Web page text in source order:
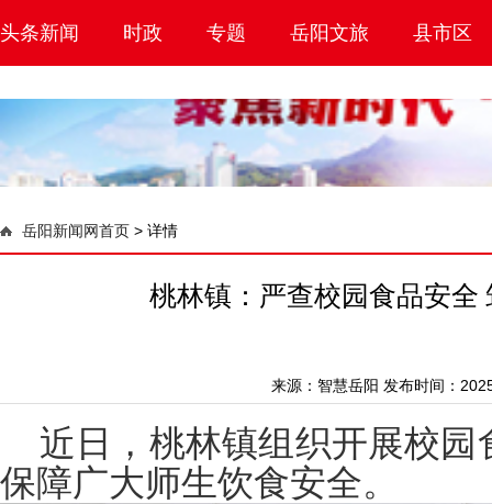
头条新闻 时政 专题 岳阳文旅 县市区
岳阳新闻网首页 > 详情
桃林镇：严查校园食品安全
来源： 智慧岳阳 发布时间：
近日，桃林镇组织开展校
保障广大师生饮食安全。